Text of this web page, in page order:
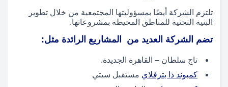
تلتزم الشركة أيضًا بمسؤوليتها المجتمعية من خلال تطوير
البنية التحتية للمناطق المحيطة بمشروعاتها.
تضم الشركة العديد من المشاريع الرائدة مثل:
تاج سلطان – القاهرة الجديدة.
كمبوند ذا بترفلاي مستقبل سيتي